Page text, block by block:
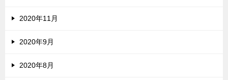
2020年11月
2020年9月
2020年8月